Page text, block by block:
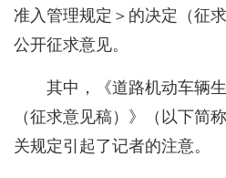
准入管理规定＞的决定（征
公开征求意见。
其中，《道路机动车辆
（征求意见稿）》（以下简
关规定引起了记者的注意。